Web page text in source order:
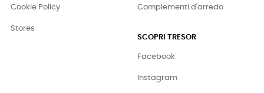
Cookie Policy
Stores
Complementi d'arredo
SCOPRI TRESOR
Facebook
Instagram